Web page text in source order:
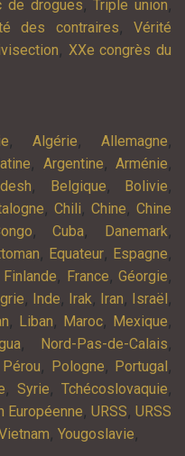
de drogues,Triple union,
des contraires,Vérité
, XXe congrès du
, Algérie, Allemagne,
, Argentine, Arménie,
, Belgique, Bolivie,
, Chili, Chine, Chine
,Cuba, Danemark,
, Equateur, Espagne,
Finlande, France,Géorgie,
, Inde, Irak, Iran, Israël ,
, Liban, Maroc, Mexique,
, Nord-Pas-de-Calais,
Pérou, Pologne, Portugal ,
, Syrie, Tchécoslovaquie,
Européenne, URSS,URSS
, Yougoslavie,